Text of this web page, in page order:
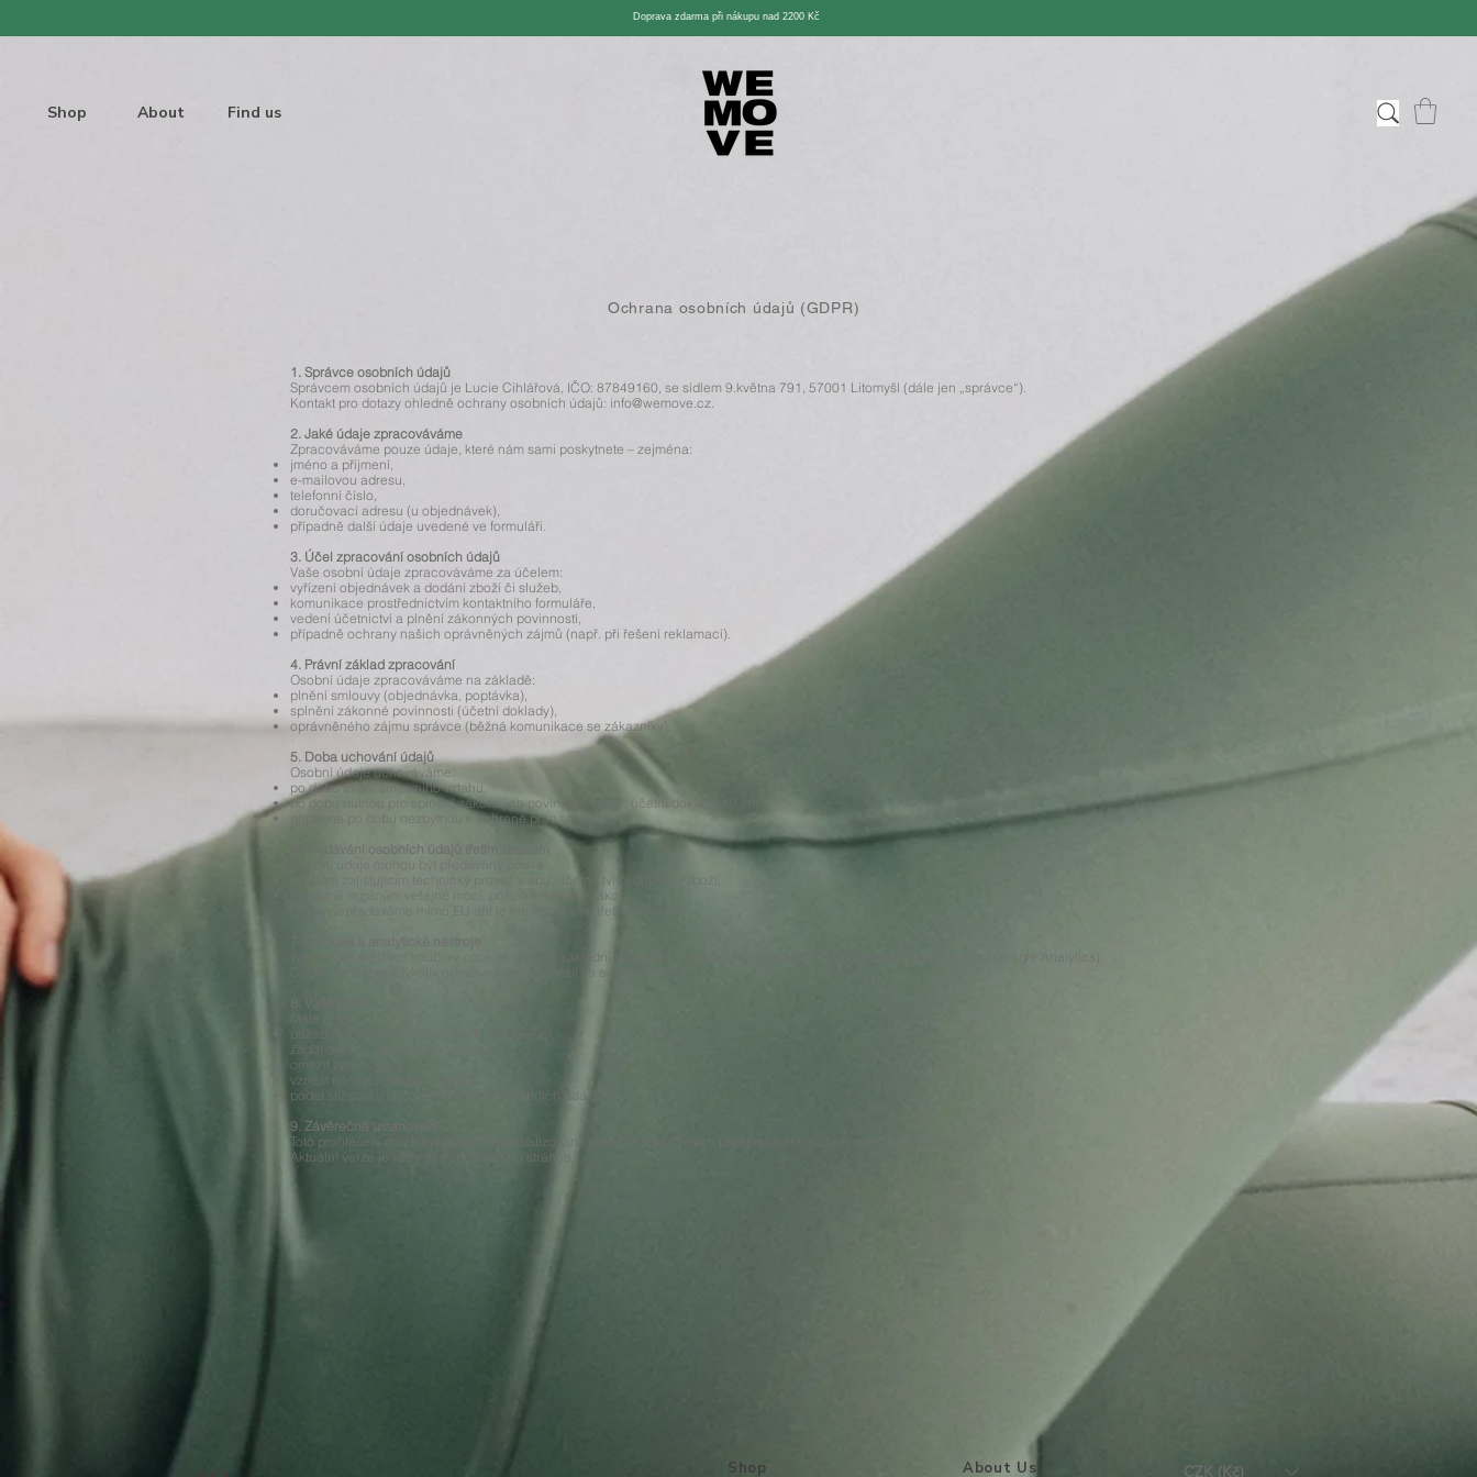
Doprava zdarma při nákupu nad 2200 Kč
Shop About Find us
Ochrana osobních údajů (GDPR)
1. Správce osobních údajů
Správcem osobních údajů je Lucie Cihlářová, IČO: 87849160, se sídlem 9.května 791, 57001 Litomyšl (dále jen „správce“).
Kontakt pro dotazy ohledně ochrany osobních údajů: info@wemove.cz.
2. Jaké údaje zpracováváme
Zpracováváme pouze údaje, které nám sami poskytnete – zejména:
jméno a příjmení,
e-mailovou adresu,
telefonní číslo,
doručovací adresu (u objednávek),
případně další údaje uvedené ve formuláři.
3. Účel zpracování osobních údajů
Vaše osobní údaje zpracováváme za účelem:
vyřízení objednávek a dodání zboží či služeb,
komunikace prostřednictvím kontaktního formuláře,
vedení účetnictví a plnění zákonných povinností,
případně ochrany našich oprávněných zájmů (např. při řešení reklamací).
4. Právní základ zpracování
Osobní údaje zpracováváme na základě:
plnění smlouvy (objednávka, poptávka),
splnění zákonné povinnosti (účetní doklady),
oprávněného zájmu správce (běžná komunikace se zákazníky).
5. Doba uchování údajů
Osobní údaje uchováváme:
po dobu trvání smluvního vztahu,
po dobu nutnou pro splnění zákonných povinností (např. účetní doklady 10 let),
případně po dobu nezbytnou k ochraně práv správce.
6. Předávání osobních údajů třetím stranám
Osobní údaje mohou být předávány pouze:
osobám zajišťujícím technický provoz webu, účetnictví či dopravu zboží,
případně orgánům veřejné moci, pokud to stanoví zákon.
Údaje nepředáváme mimo EU ani je neprodáváme třetím stranám.
7. Cookies a analytické nástroje
Web může používat soubory cookies pro své základní fungování a pro anonymní statistiku návštěvnosti (např. pomocí Google Analytics).
Cookies můžete kdykoliv odmítnout nebo omezit ve svém prohlížeči.
8. Vaše práva
Máte právo:
požadovat přístup ke svým osobním údajům,
žádat o jejich opravu nebo výmaz,
omezit zpracování,
vznést námitku proti zpracování,
podat stížnost u Úřadu pro ochranu osobních údajů.
9. Závěrečná ustanovení
Toto prohlášení může být průběžně aktualizováno podle změn právních předpisů nebo našich interních procesů.
Aktuální verze je vždy dostupná na této stránce.
Shop About Us CZK (Kč)